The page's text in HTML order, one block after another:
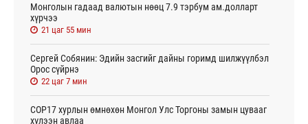
Монголын гадаад валютын нөөц 7.9 тэрбум ам.долларт
хүрчээ
21 цаг 55 мин
Сергей Собянин: Эдийн засгийг дайны горимд шилжүүлбэл
Орос сүйрнэ
22 цаг 7 мин
COP17 хурлын өмнөхөн Монгол Улс Торгоны замын цувааг
хүлээн авлаа